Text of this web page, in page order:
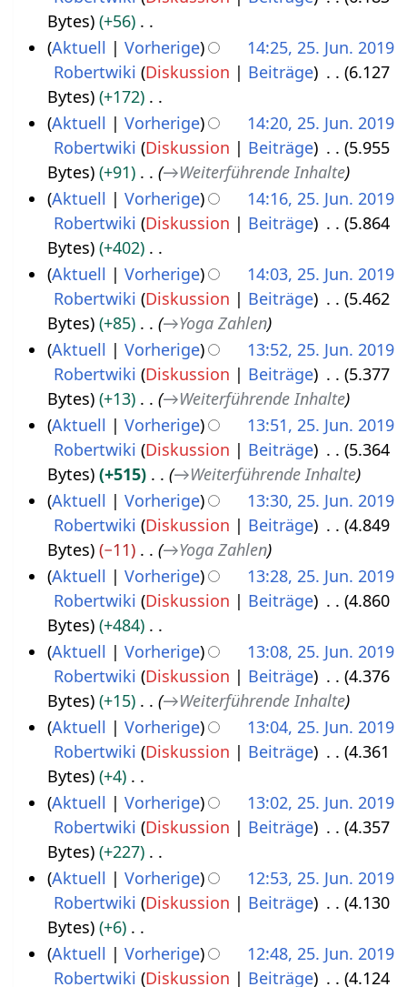
n
0
i
n
B
e
a
r
b
e
i
t
u
n
s
u
s
a
m
m
n
f
a
s
s
u
n
g
Bytes
+56
K
i
n
B
e
a
r
b
e
i
t
u
n
s
u
s
a
m
m
n
f
a
s
s
u
n
g
Aktuell Vorherige
14:25, 25. Jun. 2019
Robertwiki Diskussion Beiträge
6.127
Bytes
+172
K
i
n
B
e
a
r
b
e
i
t
u
n
s
u
s
a
m
m
n
f
a
s
s
u
n
g
Aktuell Vorherige
14:20, 25. Jun. 2019
Robertwiki Diskussion Beiträge
5.955
Bytes
+91 →Weiterführende Inhalte
Aktuell
Vorherige
14:16, 25. Jun. 2019
Robertwiki Diskussion Beiträge
5.864
Bytes
+402
K
i
n
B
e
a
r
b
e
i
t
u
n
s
u
s
a
m
m
n
f
a
s
s
Aktuell Vorherige
14:03, 25. Jun. 2019
Robertwiki Diskussion Beiträge
5.462
Bytes
+85 →Yoga Zahlen
Aktuell
Vorherige
13:52, 25. Jun. 2019
Robertwiki Diskussion Beiträge
5.377
Bytes
+13 →Weiterführende Inhalte
Aktuell
Vorherige
13:51, 25. Jun. 2019
Robertwiki Diskussion Beiträge
5.364
Bytes
+515 →Weiterführende Inhalte
Aktuell
Vorherige
13:30, 25. Jun. 2019
Robertwiki Diskussion Beiträge
4.849
Bytes
−11 →Yoga Zahlen
Aktuell
Vorherige
13:28, 25. Jun. 2019
Robertwiki Diskussion Beiträge
4.860
Bytes
+484
K
i
n
B
e
a
r
b
e
i
t
u
Aktuell Vorherige
13:08, 25. Jun. 2019
Robertwiki Diskussion Beiträge
4.376
Bytes
+15 →Weiterführende Inhalte
Aktuell
Vorherige
13:04, 25. Jun. 2019
Robertwiki Diskussion Beiträge
4.361
Bytes
+4
K
i
n
B
e
a
Aktuell Vorherige
13:02, 25. Jun. 2019
Robertwiki Diskussion Beiträge
4.357
Bytes
+227
K
i
n
Aktuell Vorherige
12:53, 25. Jun. 2019
Robertwiki Diskussion Beiträge
4.130
Bytes
+6
KAktuell Vorherige
12:48, 25. Jun. 2019
Robertwiki Diskussion Beiträge
4.124